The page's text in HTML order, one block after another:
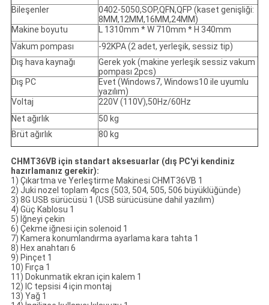
Bileşenler
0402-5050,SOP,QFN,QFP (kaset genişliği:
8MM,12MM,16MM,24MM)
Makine boyutu
L 1310mm * W 710mm * H 340mm
Vakum pompası
-92KPA (2 adet, yerleşik, sessiz tip)
Dış hava kaynağı
Gerek yok (makine yerleşik sessiz vakum
pompası 2pcs)
Dış PC
Evet (Windows7, Windows10 ile uyumlu
yazılım)
Voltaj
220V (110V),50Hz/60Hz
Net ağırlık
50 kg
Brüt ağırlık
80 kg
CHMT36VB için standart aksesuarlar (dış PC'yi kendiniz
hazırlamanız gerekir):
1) Çıkartma ve Yerleştirme Makinesi CHMT36VB 1
2) Juki nozel toplam 4pcs (503, 504, 505, 506 büyüklüğünde)
3) 8G USB sürücüsü 1 (USB sürücüsüne dahil yazılım)
4) Güç Kablosu 1
5) İğneyi çekin
6) Çekme iğnesi için solenoid 1
7) Kamera konumlandırma ayarlama kara tahta 1
8) Hex anahtarı 6
9) Pinçet 1
10) Fırça 1
11) Dokunmatik ekran için kalem 1
12) IC tepsisi 4 için montaj
13) Yağ 1